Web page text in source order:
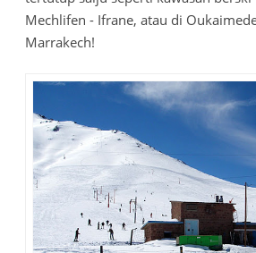
Mechlifen - Ifrane, atau di
Marrakech!